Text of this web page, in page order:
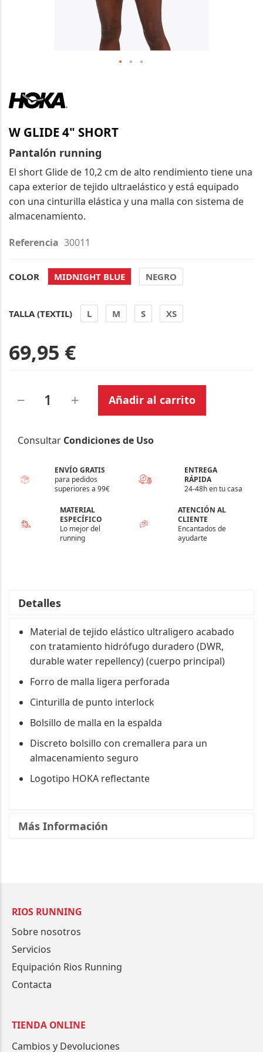
al
comienzo
la
galería
de
imágenes
W GLIDE 4" SHORT
Pantalón running
El short Glide de 10,2 cm de alto rendimiento tiene una
capa exterior de tejido ultraelástico y está equipado
con una cinturilla elástica y una malla con sistema de
almacenamiento.
Referencia 30011
COLOR MIDNIGHT BLUE NEGRO
TALLA (TEXTIL) L M S XS
69,95 €
Añadir al carrito
Consultar Condiciones de Uso
ENVÍO GRATIS
para pedidos
superiores a 99€
ENTREGA
RÁPIDA
24-48h en tu casa
MATERIAL
ESPECÍFICO
Lo mejor del
running
ATENCIÓN AL
CLIENTE
Encantados de
ayudarte
Detalles
Material de tejido elástico ultraligero acabado
con tratamiento hidrófugo duradero (DWR,
durable water repellency) (cuerpo principal)
Forro de malla ligera perforada
Cinturilla de punto interlock
Bolsillo de malla en la espalda
Discreto bolsillo con cremallera para un
almacenamiento seguro
Logotipo HOKA reflectante
Más Información
RIOS RUNNING
Sobre nosotros
Servicios
Equipación Rios Running
Contacta
TIENDA ONLINE
Cambios y Devoluciones